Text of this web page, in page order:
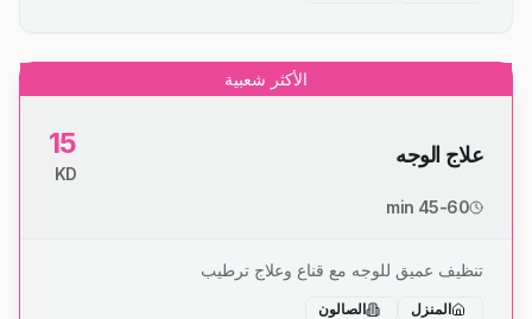
الأكثر شعبية
علاج الوجه 15
KD
45-60 min
تنظيف عميق للوجه مع قناع وعلاج ترطيب
المنزل الصالون